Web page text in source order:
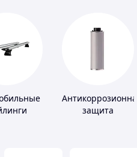
Антикоррозионная
защита